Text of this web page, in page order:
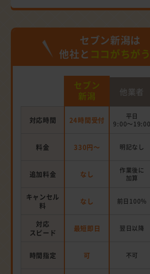
セブン新潟は
他社と ココがちがう
セブン
新潟
他業者
対応時間 24時間受付
平日
9:00～19:00
料金 330円～ 明記なし
追加料金 なし
作業後に
加算
キャンセル
料
なし 前日100％
対応
スピード
最短即日 翌日以降
時間指定 可 不可